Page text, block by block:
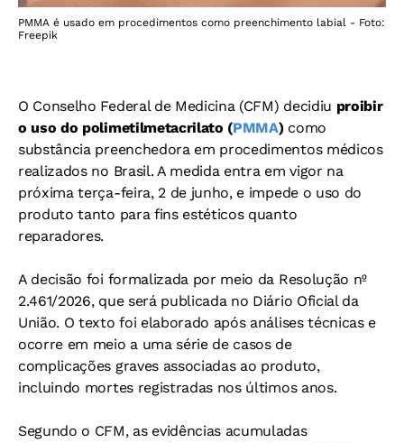
PMMA é usado em procedimentos como preenchimento labial - Foto:
Freepik
O Conselho Federal de Medicina (CFM) decidiu proibir
o uso do polimetilmetacrilato (PMMA)como
substância preenchedora em procedimentos médicos
realizados no Brasil. A medida entra em vigor na
próxima terça-feira, 2 de junho, e impede o uso do
produto tanto para fins estéticos quanto
reparadores.
A decisão foi formalizada por meio da Resolução nº
2.461/2026, que será publicada no Diário Oficial da
União. O texto foi elaborado após análises técnicas e
ocorre em meio a uma série de casos de
complicações graves associadas ao produto,
incluindo mortes registradas nos últimos anos.
Segundo o CFM, as evidências acumuladas